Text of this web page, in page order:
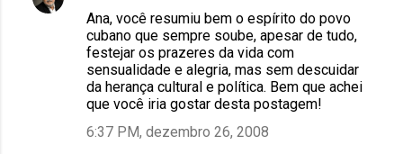
Ana, você resumiu bem o espírito do povo
cubano que sempre soube, apesar de tudo,
festejar os prazeres da vida com
sensualidade e alegria, mas sem descuidar
da herança cultural e política. Bem que achei
que você iria gostar desta postagem!
6:37 PM, dezembro 26, 2008